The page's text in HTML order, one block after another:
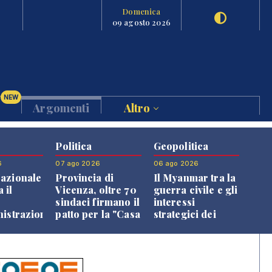
Domenica
09 agosto 2026
NEW
Argomenti Altro
il
Politica
07 ago 2026
Provincia di
Vicenza, oltre 70
sindaci firmano il
patto per la "Casa
Geopolitica
06 ago 2026
Il Myanmar tra la
guerra civile e gli
interessi
strategici dei